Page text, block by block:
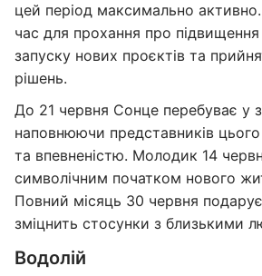
цей період максимально
час для прохання про підвищення
запуску нових проєктів та
рішень.
До 21 червня Сонце перебуває у
наповнюючи представників цього
та впевненістю. Молодик 14
символічним початком нового
Повний місяць 30 червня подарує
зміцнить стосунки з близькими
Водолій